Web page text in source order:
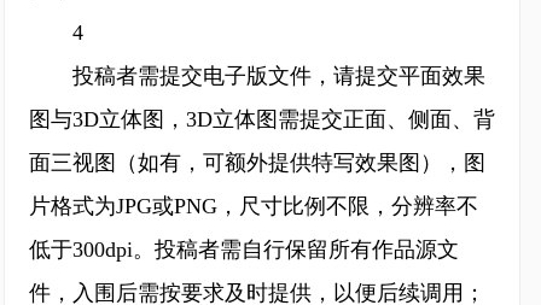
4
投稿者需提交电子版文件，请提交平面效果
图与3D立体图，3D立体图需提交正面、侧面、背
面三视图（如有，可额外提供特写效果图），图
片格式为JPG或PNG，尺寸比例不限，分辨率不
低于300dpi。投稿者需自行保留所有作品源文
件，入围后需按要求及时提供，以便后续调用；